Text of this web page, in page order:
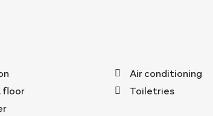
Air conditioning
floor Toiletries